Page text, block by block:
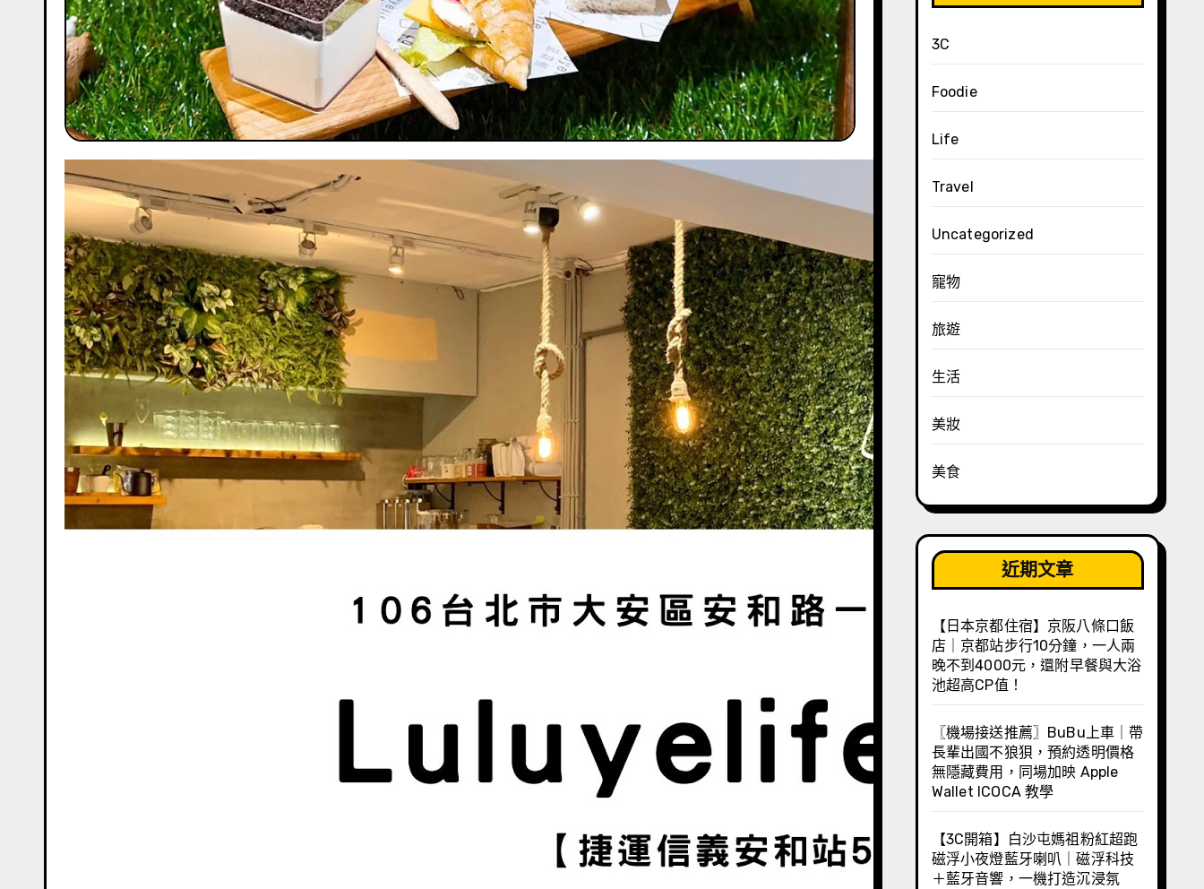
3C
Foodie
Life
Travel
Uncategorized
寵物
旅遊
生活
美妝
美食
近期文章
【日本京都住宿】京阪八條口飯
店｜京都站步行10分鐘，一人兩
晚不到4000元，還附早餐與大浴
池超高CP值！
〖機場接送推薦〗BuBu上車｜帶
長輩出國不狼狽，預約透明價格
無隱藏費用，同場加映 Apple
Wallet ICOCA 教學
【3C開箱】白沙屯媽祖粉紅超跑
磁浮小夜燈藍牙喇叭｜磁浮科技
＋藍牙音響，一機打造沉浸氛